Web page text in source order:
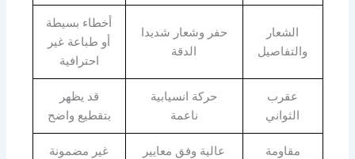
الشعار
والتفاصيل
حفر وشعار شديدا
الدقة
أخطاء بسيطة
أو طباعة غير
احترافية
عقرب
الثواني
حركة انسيابية
ناعمة
قد يظهر
بتقطيع واضح
مقاومة
عالية وفق معايير
غير مضمونة